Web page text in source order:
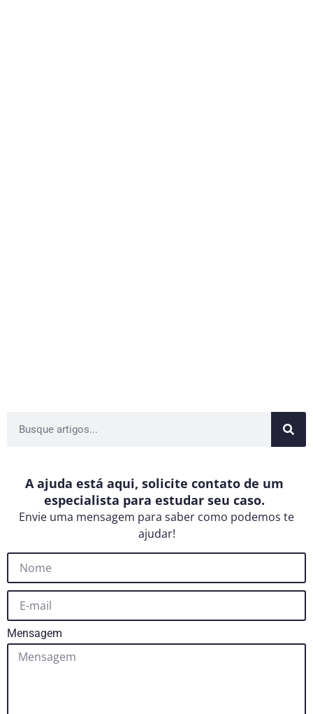
A ajuda está aqui, solicite contato de um
especialista para estudar seu caso.
Envie uma mensagem para saber como podemos te
ajudar!
Mensagem